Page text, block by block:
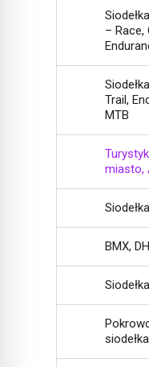
– Race,
Trail,
MTB
miasto,
BMX,
siodełka